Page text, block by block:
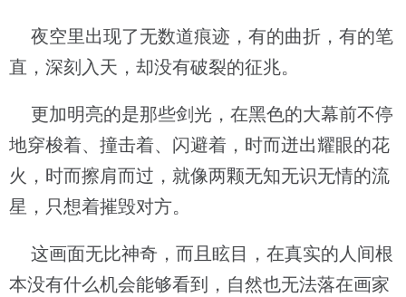
夜空里出现了无数道痕迹，有的曲折，有的笔
直，深刻入天，却没有破裂的征兆。
更加明亮的是那些剑光，在黑色的大幕前不停
地穿梭着、撞击着、闪避着，时而迸出耀眼的花
火，时而擦肩而过，就像两颗无知无识无情的流
星，只想着摧毁对方。
这画面无比神奇，而且眩目，在真实的人间根
本没有什么机会能够看到，自然也无法落在画家